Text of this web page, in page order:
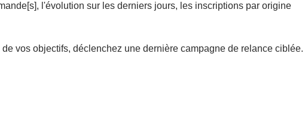
l'évolution sur les derniers jours, les inscriptions par origine
vos objectifs, déclenchez une dernière campagne de relance ciblée.